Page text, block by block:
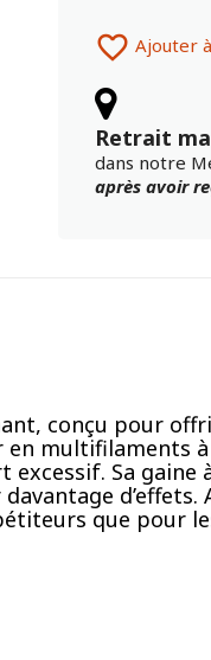
 Ajouter
Retrait
dans notre
après avoir
conçu pour
multifilaments
Sa
que pour